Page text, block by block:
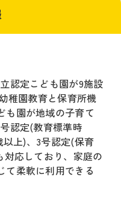
認定こども園が9施設
稚園教育と保育所機
も園が地域の子育て
認定(教育標準時
上)、3号認定(保育
応しており、家庭の
て柔軟に利用できる